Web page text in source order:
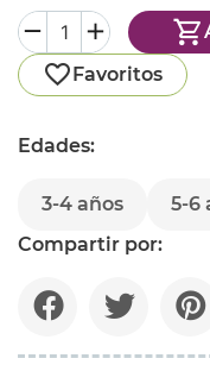
Favoritos
Edades:
3-4 años 5-6
Compartir por: